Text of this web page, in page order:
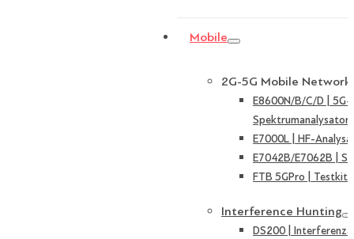
Mobile
2G-5G Mobile
E8600N/B/C/D | 5G-
Spektrumanalysator
E7000L | HF-
E7042B/E7062B |
FTB 5GPro | Testkit
Interference Hunting
DS200 |